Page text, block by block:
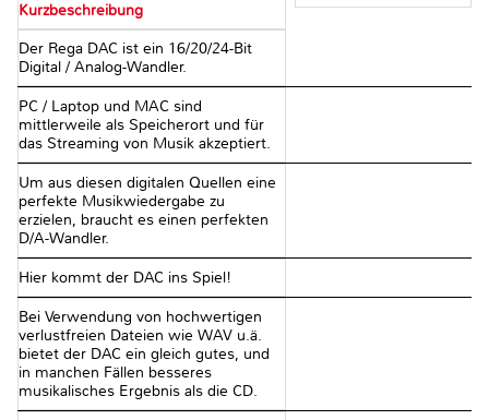
Kurzbeschreibung
Der Rega DAC ist ein 16/20/24-Bit
Digital / Analog-Wandler.
PC / Laptop und MAC sind
mittlerweile als Speicherort und für
das Streaming von Musik akzeptiert.
Um aus diesen digitalen Quellen eine
perfekte Musikwiedergabe zu
erzielen, braucht es einen perfekten
D/A-Wandler.
Hier kommt der DAC ins Spiel!
Bei Verwendung von hochwertigen
verlustfreien Dateien wie WAV u.ä.
bietet der DAC ein gleich gutes, und
in manchen Fällen besseres
musikalisches Ergebnis als die CD.